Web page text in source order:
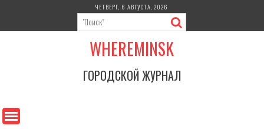
содержимому
ЧЕТВЕРГ, 6 АВГУСТА, 2026
WHEREMINSK
ГОРОДСКОЙ ЖУРНАЛ